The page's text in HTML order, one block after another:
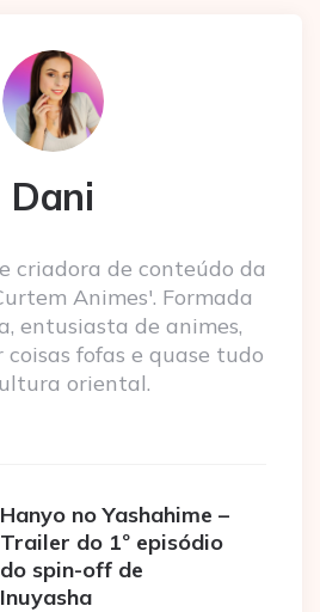
Dani
criadora de conteúdo da
Animes'. Formada
entusiasta de animes,
fofas e quase tudo
oriental.
Hanyo no Yashahime –
Trailer do 1º episódio
do spin-off de
Inuyasha